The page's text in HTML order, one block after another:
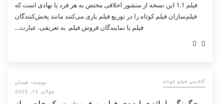
فیلم 1.1 این نسخه از منشور اخلاقی مختص به هر فرد یا نهادی است که
فیلم‌سازان فیلم کوتاه را در توزیع فیلم یاری می‌کنند مانند پخش‌کنندگان
فیلم یا نمایندگان فروش فیلم. به تعریفی، عبارت…
آکادمی فیلم کوتاه نوشته: فیدان
جولای 15, 2025